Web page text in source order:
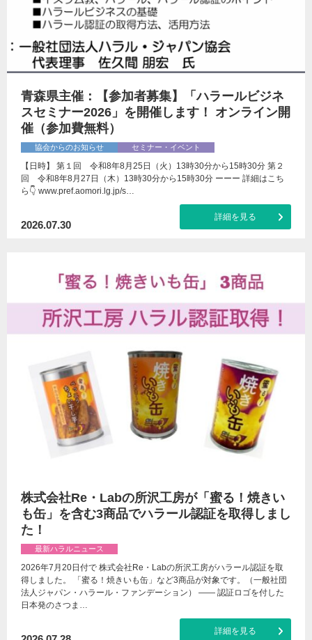
青森県主催：【参加者募集】「ハラールビジネ
スセミナー2026」を開催します！ オンライン開
催（参加費無料）
協会からのお知らせ セミナー・イベント
【日時】 第１回 令和8年8月25日（火）13時30分から15時30分 第２
回 令和8年8月27日（木）13時30分から15時30分 ーーー 詳細はこち
ら👇 www.pref.aomori.lg.jp/s…
2026.07.30
詳細を見る
株式会社Re・Labの所沢工房が「蜜る！焼きい
も缶」を含む3商品でハラール認証を取得しまし
た！
最新ハラルニュース
2026年7月20日付で 株式会社Re・Labの所沢工房がハラール認証を取
得しました。 「蜜る！焼きいも缶」など3商品が対象です。（一般社団
法人ジャパン・ハラール・ファンデーション） ―― 認証ロゴを付した
日本発のさつま…
詳細を見る